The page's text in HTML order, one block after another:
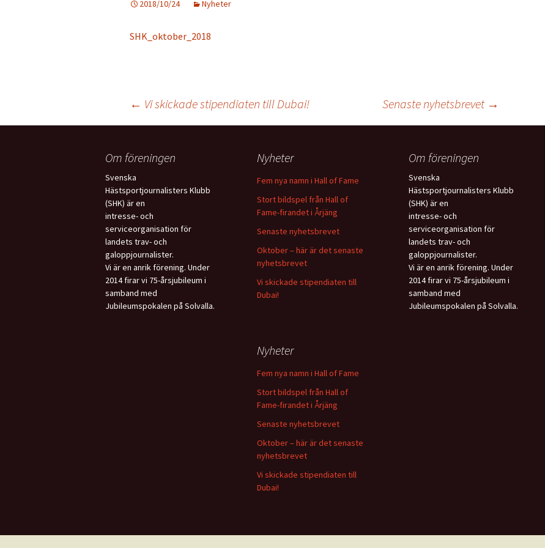
2018/10/24 Nyheter
SHK_oktober_2018
navigation
← Vi skickade stipendiaten till Dubai! Senaste nyhetsbrevet →
Om föreningen
Svenska
Hästsportjournalisters Klubb
(SHK) är en
intresse- och
serviceorganisation för
landets trav- och
galoppjournalister.
Vi är en anrik förening. Under
2014 firar vi 75-årsjubileum i
samband med
Jubileumspokalen på Solvalla.
Nyheter
Fem nya namn i Hall of Fame
Stort bildspel från Hall of
Fame-firandet i Årjäng
Senaste nyhetsbrevet
Oktober – här är det senaste
nyhetsbrevet
Vi skickade stipendiaten till
Dubai!
Om föreningen
Svenska
Hästsportjournalisters Klubb
(SHK) är en
intresse- och
serviceorganisation för
landets trav- och
galoppjournalister.
Vi är en anrik förening. Under
2014 firar vi 75-årsjubileum i
samband med
Jubileumspokalen på Solvalla.
Nyheter
Fem nya namn i Hall of Fame
Stort bildspel från Hall of
Fame-firandet i Årjäng
Senaste nyhetsbrevet
Oktober – här är det senaste
nyhetsbrevet
Vi skickade stipendiaten till
Dubai!